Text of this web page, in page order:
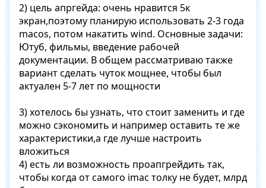
2) цель апргейда: очень нравится 5к
экран,поэтому планирую использовать 2-3 года
macos, потом накатить wind. Основные задачи:
Ютуб, фильмы, введение рабочей
документации. В общем рассматриваю также
вариант сделать чуток мощнее, чтобы был
актуален 5-7 лет по мощности
3) хотелось бы узнать, что стоит заменить и где
можно сэкономить и например оставить те же
характеристики,а где лучше настроить
вложиться
4) есть ли возможность проапгрейдить так,
чтобы когда от самого imac толку не будет, млрд